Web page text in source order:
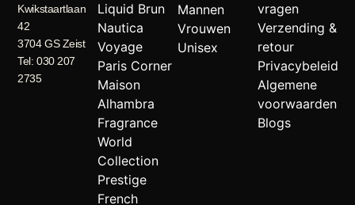
Kwikstaartlaan
42
3704 GS Zeist
Tel: 030 207
2735
Liquid Brun
Nautica
Voyage
Paris Corner
Maison
Alhambra
Fragrance
World
Collection
Prestige
French
Mannen
Vrouwen
Unisex
vragen
Verzending &
retour
Privacybeleid
Algemene
voorwaarden
Blogs